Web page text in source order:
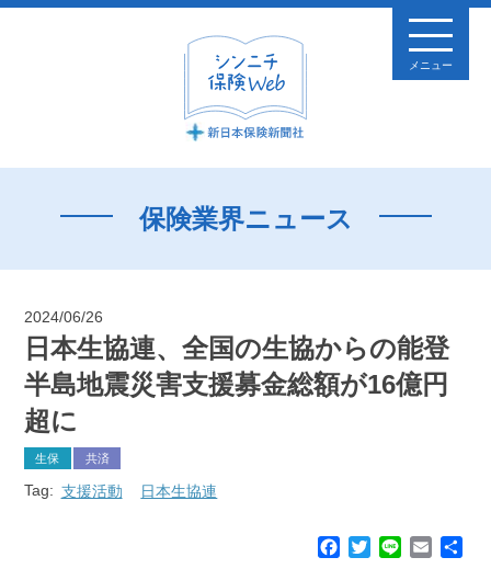
メニュー
保険業界ニュース
2024/06/26
日本生協連、全国の生協からの能登
半島地震災害支援募金総額が16億円
超に
生保 共済
Tag: 支援活動 日本生協連
T
E